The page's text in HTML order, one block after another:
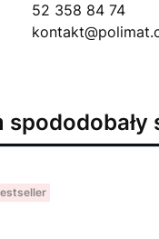
52 358 84 74
spododobały